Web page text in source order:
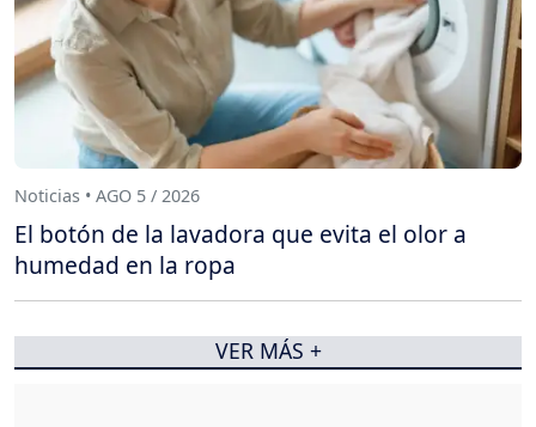
Noticias • AGO 5 / 2026
El botón de la lavadora que evita el olor a
humedad en la ropa
VER MÁS +